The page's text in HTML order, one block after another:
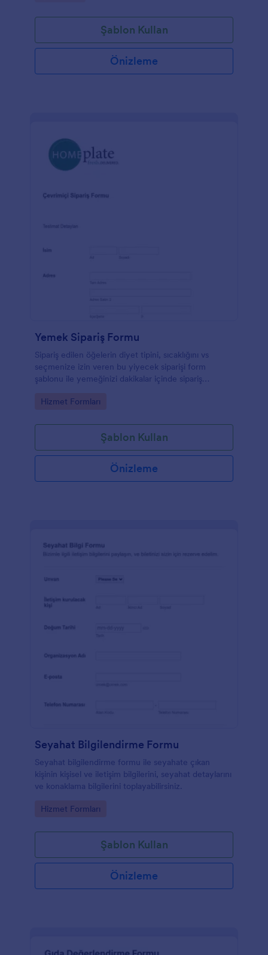
Şablon Kullan
Önizleme
Yemek Sipariş Formu
Sipariş edilen öğelerin diyet tipini, sıcaklığını vs
seçmenize izin veren bu yiyecek siparişi form
şablonu ile yemeğinizi dakikalar içinde sipariş
Go to Category:
Hizmet Formları
Şablon Kullan
Önizleme
Seyahat Bilgilendirme Formu
Seyahat bilgilendirme formu ile seyahate çıkan
kişinin kişisel ve iletişim bilgilerini, seyahat detaylarını
ve konaklama bilgilerini toplayabilirsiniz.
Go to Category:
Hizmet Formları
Şablon Kullan
Önizleme